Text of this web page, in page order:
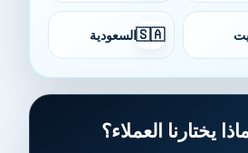
🇸🇦السعودية
يختارنا العملاء؟